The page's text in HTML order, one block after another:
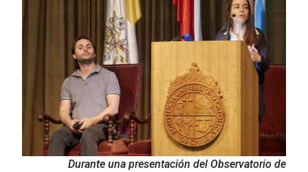
Durante una presentación del Observatorio de